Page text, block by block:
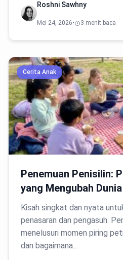
Roshni Sawhny
Mei 24, 2026• 3 menit baca
Cerita Anak
Penemuan Penisilin:
yang Mengubah
Kisah singkat dan nyata
penasaran dan pengasuh.
menelusuri momen piring
dan bagaimana…